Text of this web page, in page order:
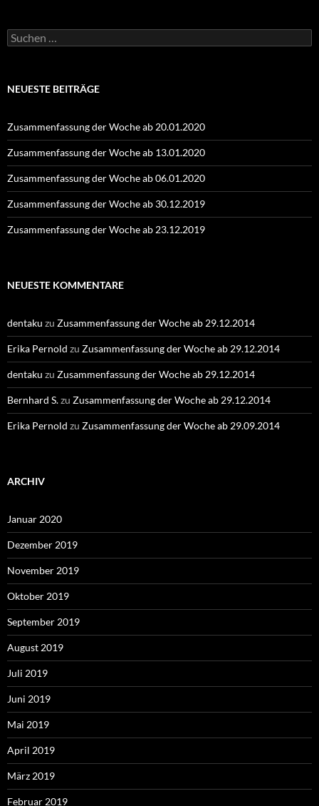
Suchen
nach:
NEUESTE BEITRÄGE
Zusammenfassung der Woche ab 20.01.2020
Zusammenfassung der Woche ab 13.01.2020
Zusammenfassung der Woche ab 06.01.2020
Zusammenfassung der Woche ab 30.12.2019
Zusammenfassung der Woche ab 23.12.2019
NEUESTE KOMMENTARE
dentaku zu Zusammenfassung der Woche ab 29.12.2014
Erika Pernold zu Zusammenfassung der Woche ab 29.12.2014
dentaku zu Zusammenfassung der Woche ab 29.12.2014
Bernhard S.zu Zusammenfassung der Woche ab 29.12.2014
Erika Pernold zu Zusammenfassung der Woche ab 29.09.2014
ARCHIV
Januar 2020
Dezember 2019
November 2019
Oktober 2019
September 2019
August 2019
Juli 2019
Juni 2019
Mai 2019
April 2019
März 2019
Februar 2019